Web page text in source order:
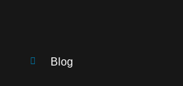
Blog